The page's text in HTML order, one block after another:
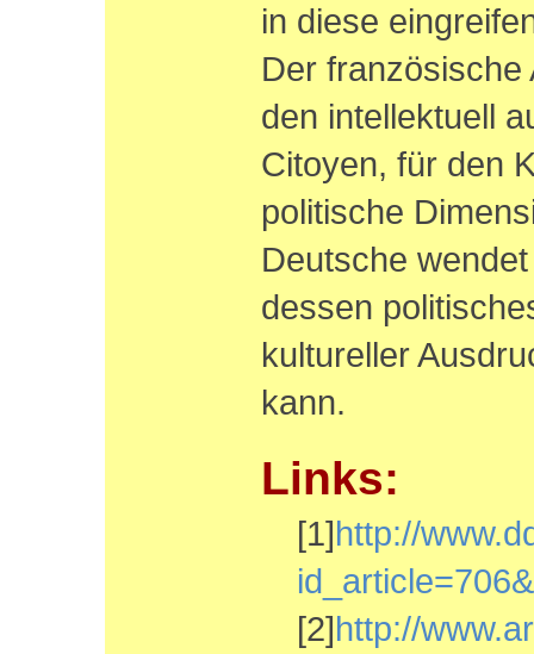
in diese
Der französische
den intellektuell
Citoyen, für den
politische
Deutsche
dessen
kultureller
kann.
Links:
[1]http://
[2]http://